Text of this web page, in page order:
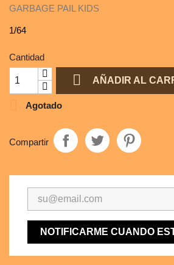
GARBAGE PAIL KIDS
1/64
Cantidad
 AÑADIR AL
Agotado
Compartir
NOTIFICARME CUANDO